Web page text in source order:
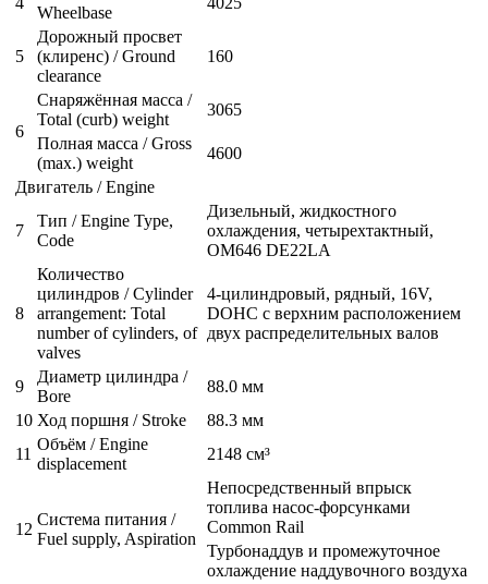
Wheelbase
5
Дорожный просвет
(клиренс) / Ground
clearance
160
6
Снаряжённая масса /
Total (curb) weight
3065
Полная масса / Gross
(max.) weight
4600
Двигатель / Engine
7
Тип / Engine Type,
Code
Дизельный, жидкостного
охлаждения, четырехтактный,
OM646 DE22LA
8
Количество
цилиндров / Cylinder
arrangement: Total
number of cylinders, of
valves
4-цилиндровый, рядный, 16V,
DOHC с верхним расположением
двух распределительных валов
9
Диаметр цилиндра /
Bore
88.0 мм
10 Ход поршня / Stroke
88.3 мм
11
Объём / Engine
displacement
2148 см³
12
Система питания /
Fuel supply, Aspiration
Непосредственный впрыск
топлива насос-форсунками
Common Rail
Турбонаддув и промежуточное
охлаждение наддувочного воздуха